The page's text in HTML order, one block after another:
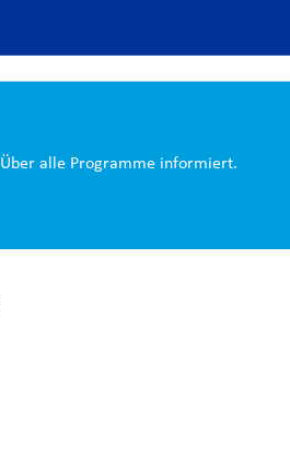
Über alle Programme informiert.